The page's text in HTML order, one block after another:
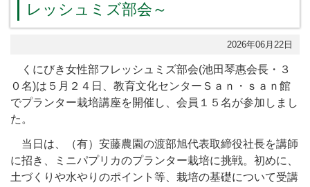
レッシュミズ部会～
2026年06月22日
くにびき女性部フレッシュミズ部会(池田琴惠会長・３
０名)は５月２４日、教育文化センターＳａｎ・ｓａｎ館
でプランター栽培講座を開催し、会員１５名が参加しまし
た。
当日は、（有）安藤農園の渡部旭代表取締役社長を講師
に招き、ミニパプリカのプランター栽培に挑戦。初めに、
土づくりや水やりのポイント等、栽培の基礎について受講